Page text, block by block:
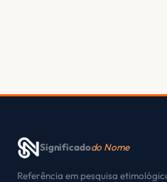
Significadodo Nome
Referência em pesquisa